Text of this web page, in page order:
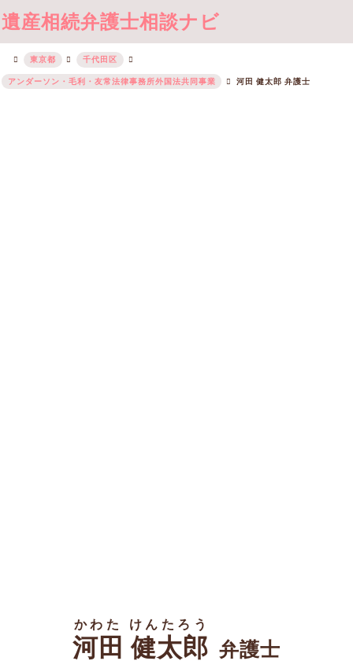
遺産相続弁護士相談ナビ
東京都 千代田区
アンダーソン・毛利・友常法律事務所外国法共同事業 河田 健太郎 弁護士
河田 健太郎
かわた けんたろう
弁護士